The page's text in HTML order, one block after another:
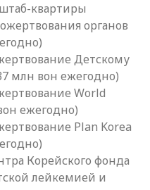
квартиры
органов
Детскому
млн вон ежегодно)
World
ежегодно)
Plan Korea
Корейского фонда
лейкемией и